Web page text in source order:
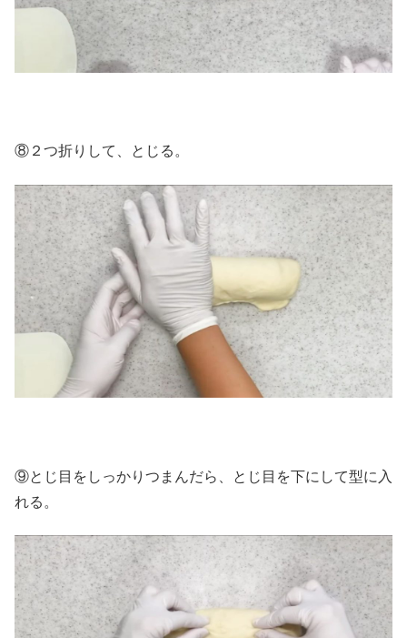
⑧２つ折りして、とじる。
⑨とじ目をしっかりつまんだら、とじ目を下にして型に入
れる。